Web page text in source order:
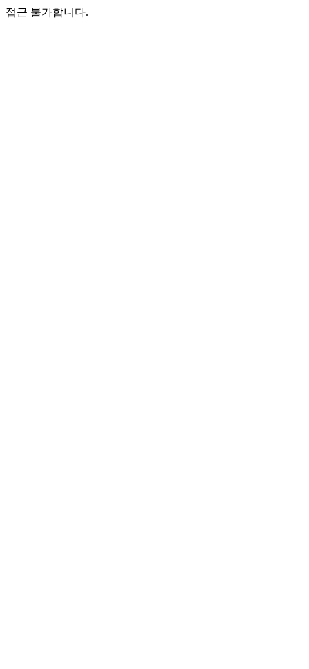
접근 불가합니다.